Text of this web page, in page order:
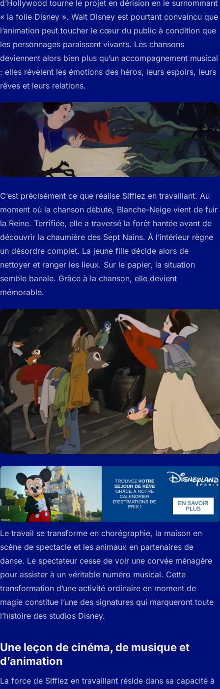
d’Hollywood tourne le projet en dérision en le surnommant
« la folie Disney ». Walt Disney est pourtant convaincu que
l’animation peut toucher le cœur du public à condition que
les personnages paraissent vivants. Les chansons
deviennent alors bien plus qu’un accompagnement musical
: elles révèlent les émotions des héros, leurs espoirs, leurs
rêves et leurs relations.
C’est précisément ce que réalise Sifflez en travaillant. Au
moment où la chanson débute, Blanche-Neige vient de fuir
la Reine. Terrifiée, elle a traversé la forêt hantée avant de
découvrir la chaumière des Sept Nains. À l’intérieur règne
un désordre complet. La jeune fille décide alors de
nettoyer et ranger les lieux. Sur le papier, la situation
semble banale. Grâce à la chanson, elle devient
mémorable.
Le travail se transforme en chorégraphie, la maison en
scène de spectacle et les animaux en partenaires de
danse. Le spectateur cesse de voir une corvée ménagère
pour assister à un véritable numéro musical. Cette
transformation d’une activité ordinaire en moment de
magie constitue l’une des signatures qui marqueront toute
l’histoire des studios Disney.
Une leçon de cinéma, de musique et
d’animation
La force de Sifflez en travaillant réside dans sa capacité à